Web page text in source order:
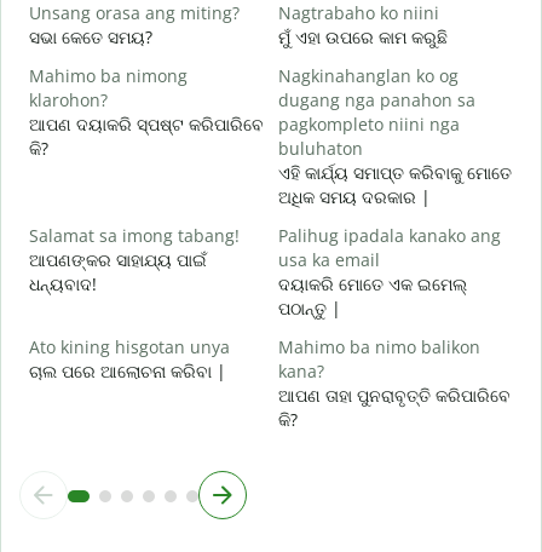
Unsang orasa ang miting?
ସଭା କେତେ ସମୟ?
Nagtrabaho ko niini
ମୁଁ ଏହା ଉପରେ କାମ କରୁଛି
Mahimo ba nimong
klarohon?
ଆପଣ ଦୟାକରି ସ୍ପଷ୍ଟ କରିପାରିବେ
କି?
Nagkinahanglan ko og
dugang nga panahon sa
pagkompleto niini nga
buluhaton
ଏହି କାର୍ଯ୍ୟ ସମାପ୍ତ କରିବାକୁ ମୋତେ
ଅଧିକ ସମୟ ଦରକାର |
Salamat sa imong tabang!
ଆପଣଙ୍କର ସାହାଯ୍ୟ ପାଇଁ
ଧନ୍ୟବାଦ!
Palihug ipadala kanako ang
usa ka email
ଦୟାକରି ମୋତେ ଏକ ଇମେଲ୍
ପଠାନ୍ତୁ |
Ato kining hisgotan unya
ଚାଲ ପରେ ଆଲୋଚନା କରିବା |
Mahimo ba nimo balikon
kana?
ଆପଣ ତାହା ପୁନରାବୃତ୍ତି କରିପାରିବେ
କି?